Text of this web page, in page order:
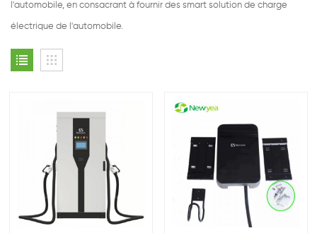
l'automobile, en consacrant à fournir des smart solution de charge
électrique de l'automobile.